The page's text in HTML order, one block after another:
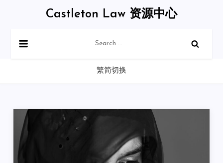
Castleton Law 资源中心
for:
繁简切换